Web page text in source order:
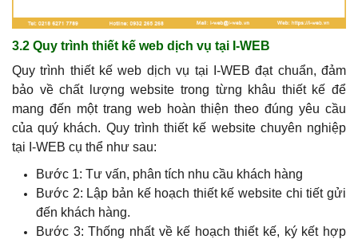
3.2 Quy trình thiết kế web dịch vụ tại I-WEB
Quy trình thiết kế web dịch vụ tại I-WEB đạt chuẩn, đảm
bảo về chất lượng website trong từng khâu thiết kế để
mang đến một trang web hoàn thiện theo đúng yêu cầu
của quý khách. Quy trình thiết kế website chuyên nghiệp
tại I-WEB cụ thể như sau:
Bước 1: Tư vấn, phân tích nhu cầu khách hàng
Bước 2: Lập bản kế hoạch thiết kế website chi tiết gửi
đến khách hàng.
Bước 3: Thống nhất về kế hoạch thiết kế, ký kết hợp